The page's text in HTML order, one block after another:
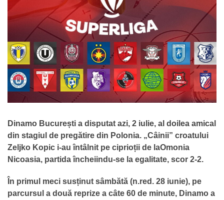
Dinamo București a disputat azi, 2 iulie, al doilea amical
din stagiul de pregătire din Polonia. „Câinii” croatului
Zeljko Kopic i-au întâlnit pe ciprioții de laOmonia
Nicoasia, partida încheiindu-se la egalitate, scor 2-2.
În primul meci susținut sâmbătă (n.red. 28 iunie), pe
parcursul a două reprize a câte 60 de minute, Dinamo a